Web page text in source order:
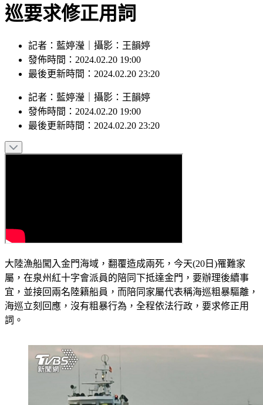
巡要求修正用詞
記者：藍婷瀅｜攝影：王韻婷
發佈時間：2024.02.20 19:00
最後更新時間：2024.02.20 23:20
記者 ： 藍婷瀅 攝影 ： 王韻婷
發佈時間： 2024.02.20 19:00
最後更新時間： 2024.02.20 23:20
大陸漁船闖入金門海域，翻覆造成兩死，今天(20日)罹難家
屬，在泉州紅十字會派員的陪同下抵達金門，要辦理後續事
宜，並接回兩名陸籍船員，而陪同家屬代表稱海巡粗暴驅離，
海巡立刻回應，沒有粗暴行為，全程依法行政，要求修正用
詞。